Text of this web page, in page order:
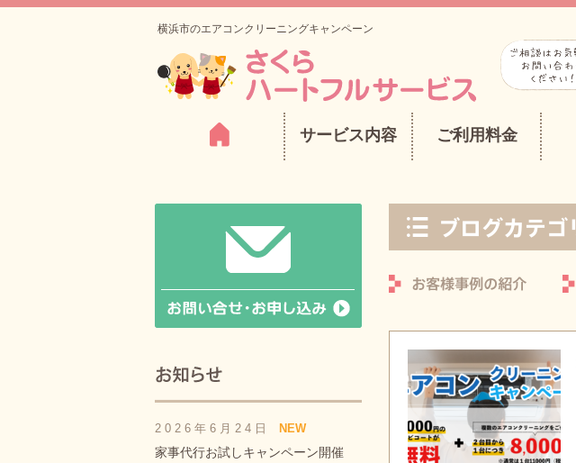
横浜市のエアコンクリーニングキャンペーン
サービス内容 ご利用料金
2026年6月24日 NEW
家事代行お試しキャンペーン開催